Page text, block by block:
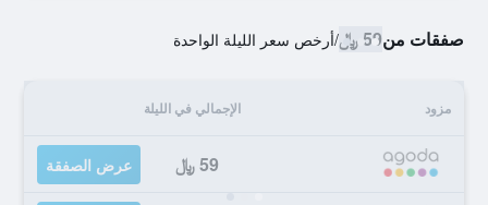
صفقات من59 ﷼ /أرخص سعر الليلة الواحدة
مزود الإجمالي في الليلة
59 ﷼ عرض الصفقة